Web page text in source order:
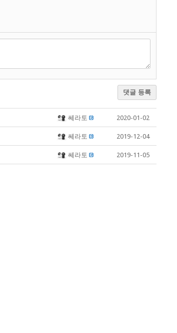
댓글 등록
쎄라토 2020-01-02
쎄라토 2019-12-04
쎄라토 2019-11-05